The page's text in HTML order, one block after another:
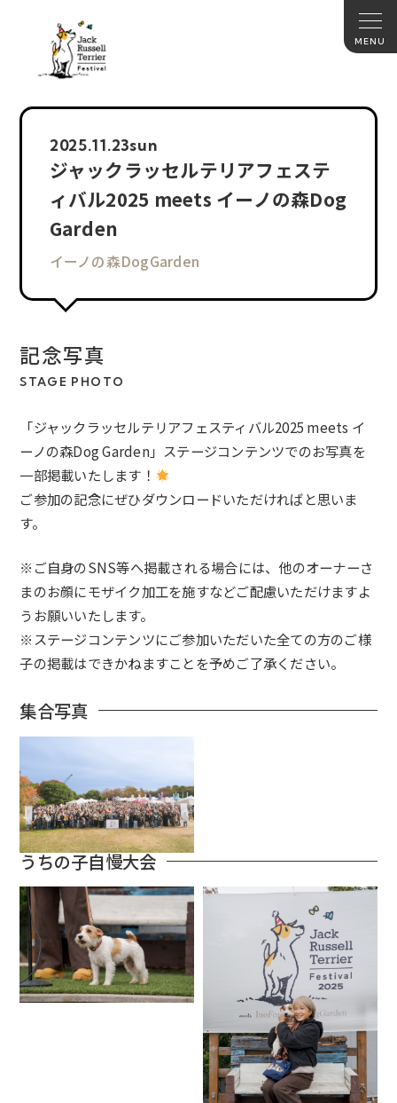
2025.11.23sun
ジャックラッセルテリアフェステ
ィバル2025 meets イーノの森Dog
Garden
イーノの森DogGarden
記念写真
STAGE PHOTO
「ジャックラッセルテリアフェスティバル2025 meets イ
ーノの森Dog Garden 」ステージコンテンツでのお写真を
一部掲載いたします！
ご参加の記念にぜひダウンロードいただければと思いま
す。
※ご自身のSNS等へ掲載される場合には、他のオーナーさ
まのお顔にモザイク加工を施すなどご配慮いただけますよ
うお願いいたします。
※ステージコンテンツにご参加いただいた全ての方のご様
子の掲載はできかねますことを予めご了承ください。
集合写真
うちの子自慢大会